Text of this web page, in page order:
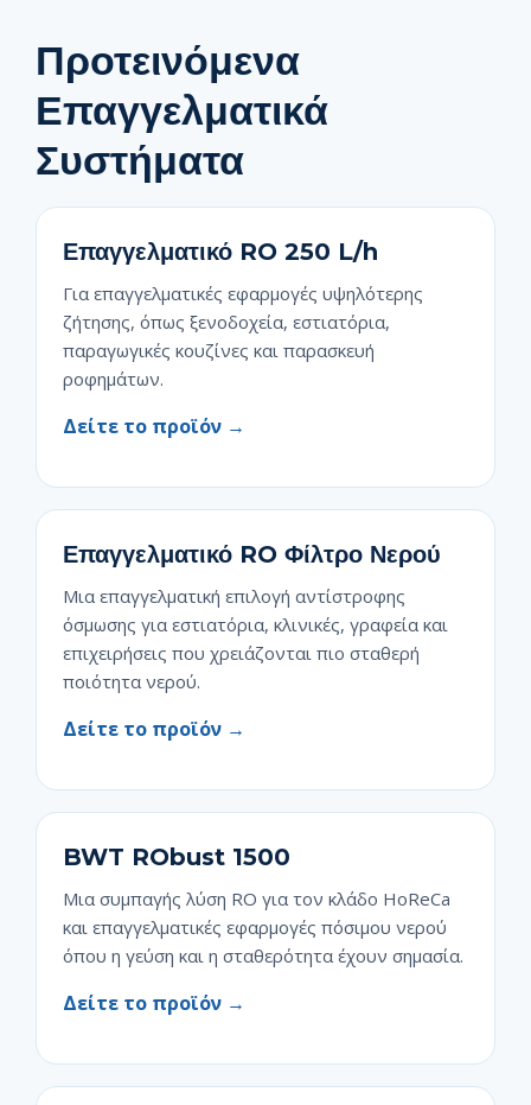
Προτεινόμενα
Επαγγελματικά
Συστήματα
Επαγγελματικό RO 250 L/h
Για επαγγελματικές εφαρμογές υψηλότερης
ζήτησης, όπως ξενοδοχεία, εστιατόρια,
παραγωγικές κουζίνες και παρασκευή
ροφημάτων.
Δείτε το προϊόν →
Επαγγελματικό RO Φίλτρο Νερού
Μια επαγγελματική επιλογή αντίστροφης
όσμωσης για εστιατόρια, κλινικές, γραφεία και
επιχειρήσεις που χρειάζονται πιο σταθερή
ποιότητα νερού.
Δείτε το προϊόν →
BWT RObust 1500
Μια συμπαγής λύση RO για τον κλάδο HoReCa
και επαγγελματικές εφαρμογές πόσιμου νερού
όπου η γεύση και η σταθερότητα έχουν σημασία.
Δείτε το προϊόν →